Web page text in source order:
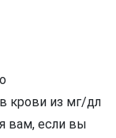
крови из мг/дл
вам, если вы